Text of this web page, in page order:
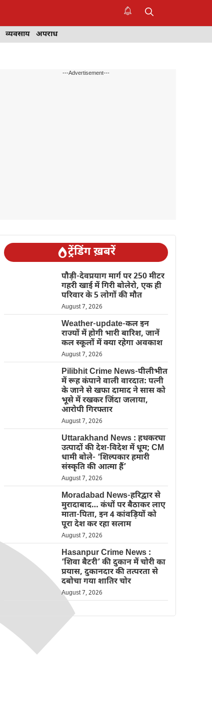
व्यवसाय अपराध
---Advertisement---
ट्रेंडिंग ख़बरें
पौड़ी-देवप्रयाग मार्ग पर 250 मीटर
गहरी खाई में गिरी बोलेरो, एक ही
परिवार के 5 लोगों की मौत
August 7, 2026
Weather-update-कल इन
राज्यों में होगी भारी बारिश, जानें
कल स्कूलों में क्या रहेगा अवकाश
August 7, 2026
Pilibhit Crime News-पीलीभीत
में रूह कंपाने वाली वारदात: पत्नी
के जाने से खफा दामाद ने सास को
भूसे में रखकर जिंदा जलाया,
आरोपी गिरफ्तार
August 7, 2026
Uttarakhand News : हथकरघा
उत्पादों की देश-विदेश में धूम; CM
धामी बोले- ‘शिल्पकार हमारी
संस्कृति की आत्मा हैं’
August 7, 2026
Moradabad News-हरिद्वार से
मुरादाबाद… कंधों पर बैठाकर लाए
माता-पिता, इन 4 कांवड़ियों को
पूरा देश कर रहा सलाम
August 7, 2026
Hasanpur Crime News :
‘शिवा बैटरी’ की दुकान में चोरी का
प्रयास, दुकानदार की तत्परता से
दबोचा गया शातिर चोर
August 7, 2026